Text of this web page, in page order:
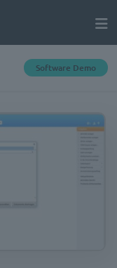
Software Demo